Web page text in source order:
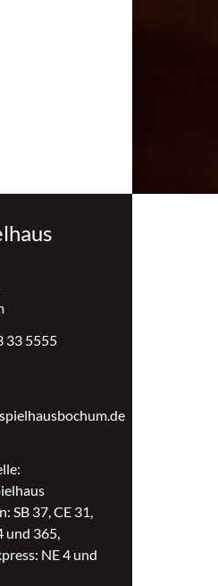
33 5555
SB 37, CE 31,
und 365,
NE 4 und